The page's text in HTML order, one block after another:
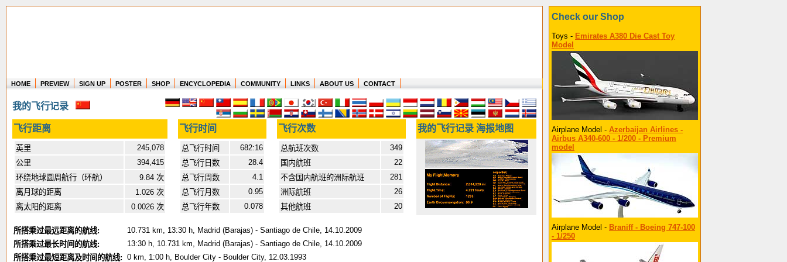
Where in the world have you flown?
How long have you been in the air?
Create your own FlightMemory and see!
HOME PREVIEW SIGN UP POSTER SHOP ENCYCLOPEDIA COMMUNITY LINKS ABOUT US CONTACT
我的飞行记录
飞行距离 飞行时间 飞行次数 我的飞行记录 海报地图
英里
245,078
公里
394,415
环绕地球圆周航行（环航）
9.84 次
离月球的距离
1.026 次
离太阳的距离
0.0026 次
总飞行时间
682:16
总飞行日数
28.4
总飞行周数
4.1
总飞行月数
0.95
总飞行年数
0.078
总航班次数
349
国内航班
22
不含国内航班的洲际航班
281
洲际航班
26
其他航班
20
所搭乘过最远距离的航线:
10.731 km, 13:30 h, Madrid (Barajas) - Santiago de Chile, 14.10.2009
所搭乘过最长时间的航线:
13:30 h, 10.731 km, Madrid (Barajas) - Santiago de Chile, 14.10.2009
所搭乘过最短距离及时间的航线: 0 km, 1:00 h, Boulder City - Boulder City, 12.03.1993
Check our Shop
Toys - Emirates A380 Die Cast Toy
Model
Airplane Model - Azerbaijan Airlines -
Airbus A340-600 - 1/200 - Premium
model
Airplane Model - Braniff - Boeing 747-100
- 1/250